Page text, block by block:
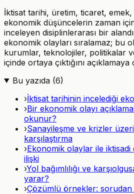
İktisat tarihi, üretim, ticaret,
ekonomik düşüncelerin zaman
inceleyen disiplinlerarası bir
ekonomik olayları sıralamaz; bu
kurumlar, teknolojiler, politikalar
içinde ortaya çıktığını açıklamaya
Bu yazıda (6)
›İktisat tarihinin incelediği
›Bir ekonomik olayı
okunur?
›Sanayileşme ve krizler
karşılaştırma
›Ekonomik olaylar ile iktisadi
ilişki
›Yol bağımlılığı ve
yarar?
›Çözümlü örnekler: sorudan